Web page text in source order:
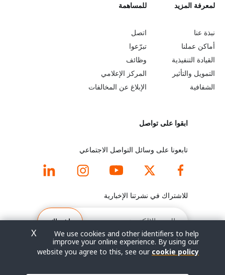
L
e
a
r
n
o
لمعرفة المزيد
نبذة عنا
أماكن عملنا
القيادة التنفيذية
التمويل والتأثير
الشفافية
G
o
b
e
y
n
d
f
o
o
t
e
للمساهمة
اتصل
تبرّعوا
وظائف
المركز الإعلامي
الإبلاغ عن المخالفات
ابقوا على تواصل
تابعونا على وسائل التواصل الاجتماعي
للاشتراك في نشرتنا الإخبارية
البريد
الإلكتروني
اشتراك
We use cookies and other identifiers to help
improve your online experience. By using our
website you agree to this, see ourcookie policy
X